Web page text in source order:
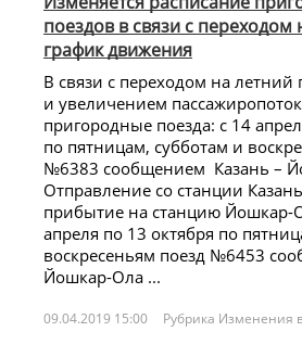
поездов в связи с переходом
график движения
В связи с переходом на
и увеличением
пригородные поезда: с 14
по пятницам, субботам и
№6383 сообщением Казань –
Отправление со станции
прибытие на станцию Йошкар-
апреля по 13 октября по
воскресеньям поезд №6453
Йошкар-Ола ...
09.04.2019 15:00 Рубрика Изменения